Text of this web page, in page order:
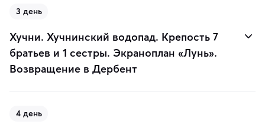
3 день
Хучни. Хучнинский водопад. Крепость 7
братьев и 1 сестры. Экраноплан «Лунь».
Возвращение в Дербент
4 день